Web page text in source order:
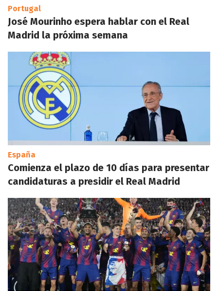
Portugal
José Mourinho espera hablar con el Real
Madrid la próxima semana
España
Comienza el plazo de 10 días para presentar
candidaturas a presidir el Real Madrid